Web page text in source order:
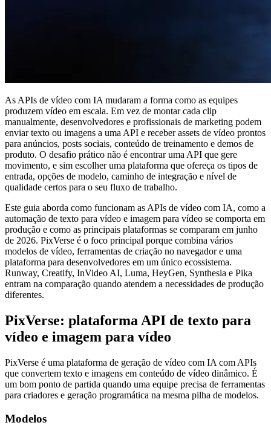
As APIs de vídeo com IA mudaram a forma como as equipes
produzem vídeo em escala. Em vez de montar cada clip
manualmente, desenvolvedores e profissionais de marketing podem
enviar texto ou imagens a uma API e receber assets de vídeo prontos
para anúncios, posts sociais, conteúdo de treinamento e demos de
produto. O desafio prático não é encontrar uma API que gere
movimento, e sim escolher uma plataforma que ofereça os tipos de
entrada, opções de modelo, caminho de integração e nível de
qualidade certos para o seu fluxo de trabalho.
Este guia aborda como funcionam as APIs de vídeo com IA, como a
automação de texto para vídeo e imagem para vídeo se comporta em
produção e como as principais plataformas se comparam em junho
de 2026. PixVerse é o foco principal porque combina vários
modelos de vídeo, ferramentas de criação no navegador e uma
plataforma para desenvolvedores em um único ecossistema.
Runway, Creatify, InVideo AI, Luma, HeyGen, Synthesia e Pika
entram na comparação quando atendem a necessidades de produção
diferentes.
PixVerse: plataforma API de texto para
vídeo e imagem para vídeo
PixVerse é uma plataforma de geração de vídeo com IA com APIs
que convertem texto e imagens em conteúdo de vídeo dinâmico. É
um bom ponto de partida quando uma equipe precisa de ferramentas
para criadores e geração programática na mesma pilha de modelos.
Modelos